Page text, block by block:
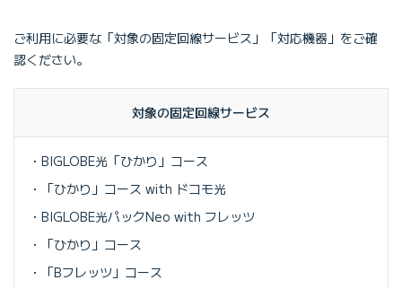
ご利用に必要な「対象の固定回線サービス」「対応機器」をご確
認ください。
対象の固定回線サービス
BIGLOBE光「ひかり」コース
「ひかり」コース with ドコモ光
BIGLOBE光パックNeo with フレッツ
「ひかり」コース
「Bフレッツ」コース